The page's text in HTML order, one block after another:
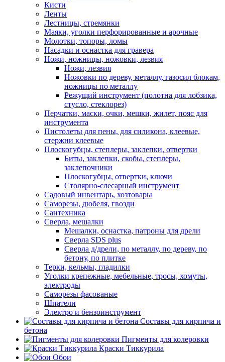
Кисти
Ленты
Лестницы, стремянки
Маяки, уголки перфорированные и арочные
Молотки, топоры, ломы
Насадки и оснастка для гравера
Ножи, ножницы, ножовки, лезвия
Ножи, лезвия
Ножовки по дереву, металлу, газосил блокам,
ножницы по металлу
Режущий инструмент (полотна для лобзика,
стусло, стеклорез)
Перчатки, маски, очки, мешки, жилет, пояс для
инструмента
Пистолеты для пены, для силикона, клеевые,
стержни клеевые
Плоскогубцы, степлеры, заклепки, отвертки
Биты, заклепки, скобы, степлеры,
заклепочники
Плоскогубцы, отвертки, ключи
Столярно-слесарный инструмент
Садовый инвентарь, хозтовары
Саморезы, дюбеля, гвозди
Сантехника
Сверла, мешалки
Мешалки, оснастка, патроны для дрели
Сверла SDS plus
Сверла д/дрели, по металлу, по дереву, по
бетону, по плитке
Терки, кельмы, гладилки
Уголки крепежные, мебельные, тросы, хомуты,
электроды
Саморезы фасованые
Шпатели
Электро и бензоинструмент
Составы для кирпича и
бетона
Пигменты для колеровки
Краски Тиккурила
Обои